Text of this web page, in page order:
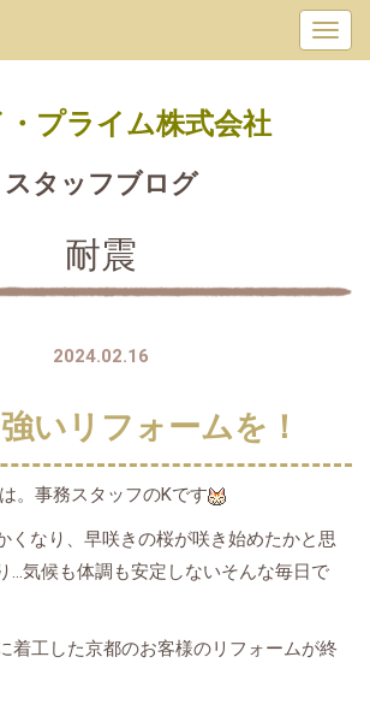
プライム株式会社
スタッフブログ
耐震
2024.02.16
いリフォームを！
。事務スタッフのKです
くなり、早咲きの桜が咲き始めたかと思
…気候も体調も安定しないそんな毎日で
着工した京都のお客様のリフォームが終